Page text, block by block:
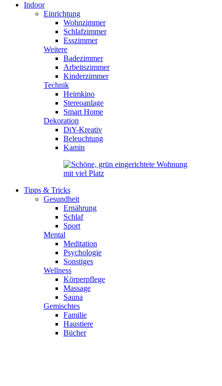
Indoor
Einrichtung
Wohnzimmer
Schlafzimmer
Esszimmer
Weitere
Badezimmer
Arbeitszimmer
Kinderzimmer
Technik
Heimkino
Stereoanlage
Smart Home
Dekoration
DiY-Kreativ
Beleuchtung
Kamin
Tipps & Tricks
Gesundheit
Ernährung
Schlaf
Sport
Mental
Meditation
Psychologie
Sonstiges
Wellness
Körperpflege
Massage
Sauna
Gemischtes
Familie
Haustiere
Bücher